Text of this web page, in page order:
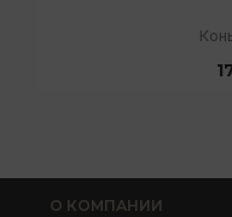
О КОМПАНИИ